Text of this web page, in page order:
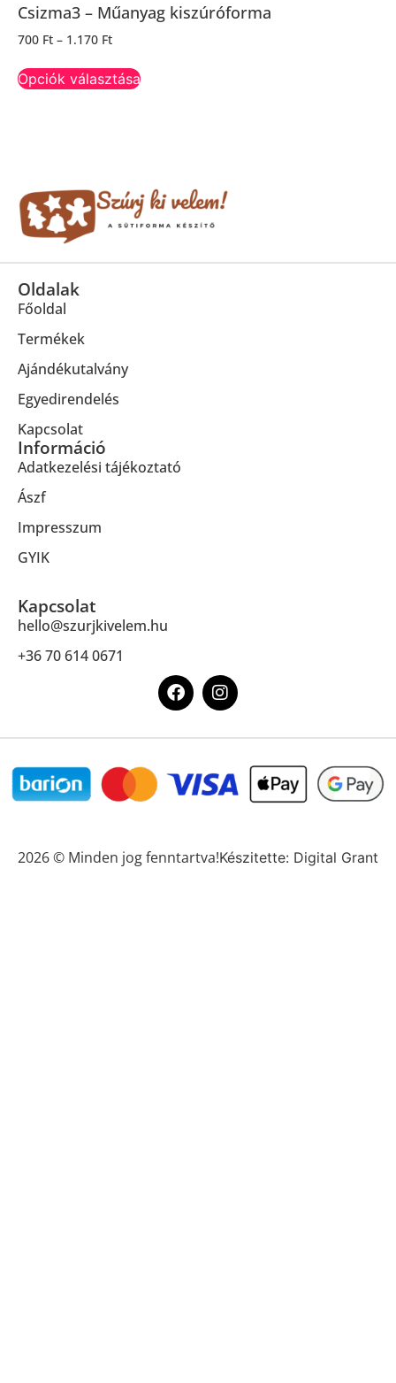
Csizma3 – Műanyag kiszúróforma
700 Ft – 1.170 Ft
Opciók választása
Oldalak
Főoldal
Termékek
Ajándékutalvány
Egyedirendelés
Kapcsolat
Információ
Adatkezelési tájékoztató
Ászf
Impresszum
GYIK
Kapcsolat
hello@szurjkivelem.hu
+36 70 614 0671
2026 © Minden jog fenntartva!Készitette: Digital Grant